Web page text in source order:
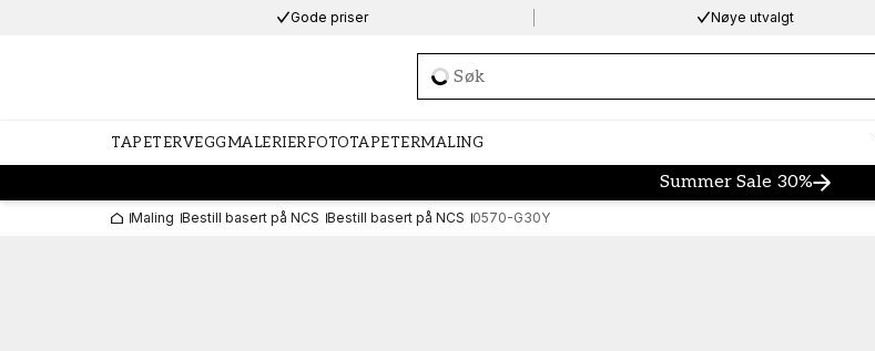
Gode priser Nøye utvalgt
Loading…
TAPETERVEGGMALERIERFOTOTAPETERMALING
Summer Sale 30%
Maling Bestill basert på NCS Bestill basert på NCS 0570-G30Y